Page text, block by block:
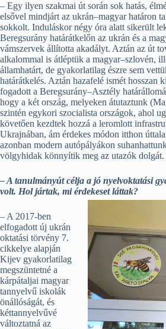
– Egy ilyen szakmai út során sok hatás,
elsővel mindjárt az ukrán–magyar határon
sokkolt. Induláskor négy óra alatt sikerült
Beregsurány határátkelőn az ukrán és a
vámszervek állította akadályt. Aztán az út
alkalommal is átléptük a magyar–szlovén,
államhatárt, de gyakorlatilag észre sem
határátkelés. Aztán hazafelé ismét hosszan
fogadott a Beregsurány–Asztély
hogy a két ország, melyeken átutaztunk
szintén egykori szocialista országok, ahol
követően kezdtek hozzá a leromlott
Ukrajnában, ám érdekes módon itthon
azonban modern autópályákon
völgyhidak könnyítik meg az utazók dolgát.
– A tanulmányút célja a jó nyelvoktatási
volt. Hol jártak, mi érdekeset láttak?
– A 2017-ben
elfogadott új ukrán
oktatási törvény 7.
cikkelye alapján
Kijev gyakorlatilag
megszüntetné a
kárpátaljai magyar
tannyelvű iskolák
önállóságát, és
kéttannyelvűvé
változtatná az